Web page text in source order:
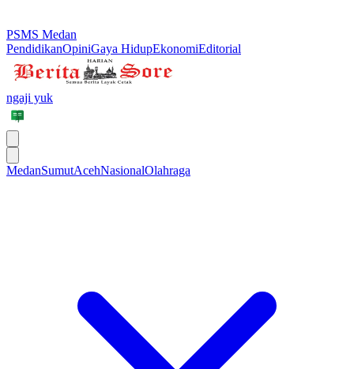
PSMS Medan
PendidikanOpiniGaya HidupEkonomiEditorial
ngaji yuk
MedanSumutAcehNasionalOlahraga